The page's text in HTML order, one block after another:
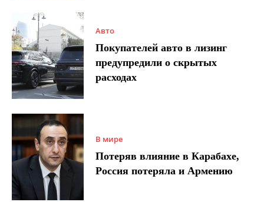
Авто
Покупателей авто в лизинг
предупредили о скрытых
расходах
В мире
Потеряв влияние в Карабахе,
Россия потеряла и Армению